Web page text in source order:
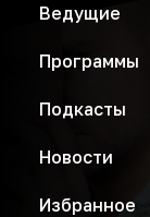
Ведущие
Программы
Подкасты
Новости
Избранное